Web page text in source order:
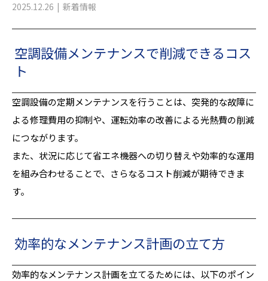
2025.12.26 新着情報
空調設備メンテナンスで削減できるコス
ト
空調設備の定期メンテナンスを行うことは、突発的な故障に
よる修理費用の抑制や、運転効率の改善による光熱費の削減
につながります。
また、状況に応じて省エネ機器への切り替えや効率的な運用
を組み合わせることで、さらなるコスト削減が期待できま
す。
効率的なメンテナンス計画の立て方
効率的なメンテナンス計画を立てるためには、以下のポイン